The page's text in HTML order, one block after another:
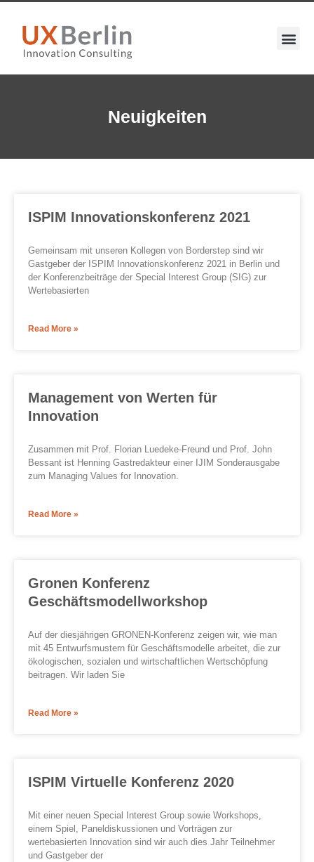
Neuigkeiten
ISPIM Innovationskonferenz 2021
Gemeinsam mit unseren Kollegen von Borderstep sind wir
Gastgeber der ISPIM Innovationskonferenz 2021 in Berlin und
der Konferenzbeiträge der Special Interest Group (SIG) zur
Wertebasierten
Read More »
Management von Werten für
Innovation
Zusammen mit Prof. Florian Luedeke-Freund und Prof. John
Bessant ist Henning Gastredakteur einer IJIM Sonderausgabe
zum Managing Values for Innovation.
Read More »
Gronen Konferenz
Geschäftsmodellworkshop
Auf der diesjährigen GRONEN-Konferenz zeigen wir, wie man
mit 45 Entwurfsmustern für Geschäftsmodelle arbeitet, die zur
ökologischen, sozialen und wirtschaftlichen Wertschöpfung
beitragen. Wir laden Sie
Read More »
ISPIM Virtuelle Konferenz 2020
Mit einer neuen Special Interest Group sowie Workshops,
einem Spiel, Paneldiskussionen und Vorträgen zur
wertebasierten Innovation sind wir auch dies Jahr Teilnehmer
und Gastgeber der